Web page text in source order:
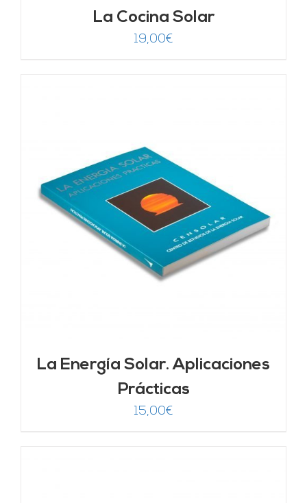
La Cocina Solar
19,00€
La Energía Solar. Aplicaciones
Prácticas
15,00€